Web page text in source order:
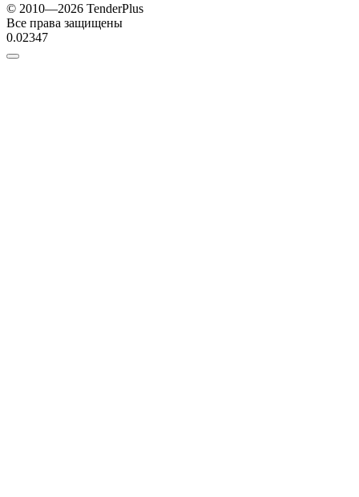
© 2010—2026 TenderPlus
Все права защищены
0.02347